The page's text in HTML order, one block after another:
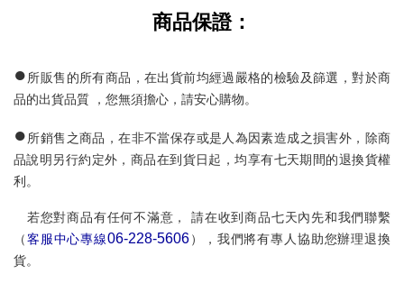
商品保證：
●所販售的所有商品，在出貨前均經過嚴格的檢驗及篩選，對於商
品的出貨品質
，您無須擔心，請安心購物。
●所銷售之商品，在非不當保存或是人為因素造成之損害外，除商
品說明另行約定外，商品在到貨日起，均享有七天期間的退換貨權
利。
若您對商品有任何不滿意， 請在收到商品七天內先和我們聯繫
（客服中心專線06-228-5606），我們將有專人協助您辦理退換
貨。